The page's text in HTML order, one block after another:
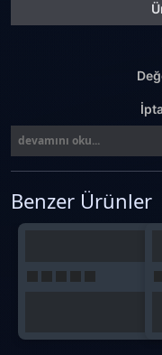
devamını oku...
Benzer Ürünler